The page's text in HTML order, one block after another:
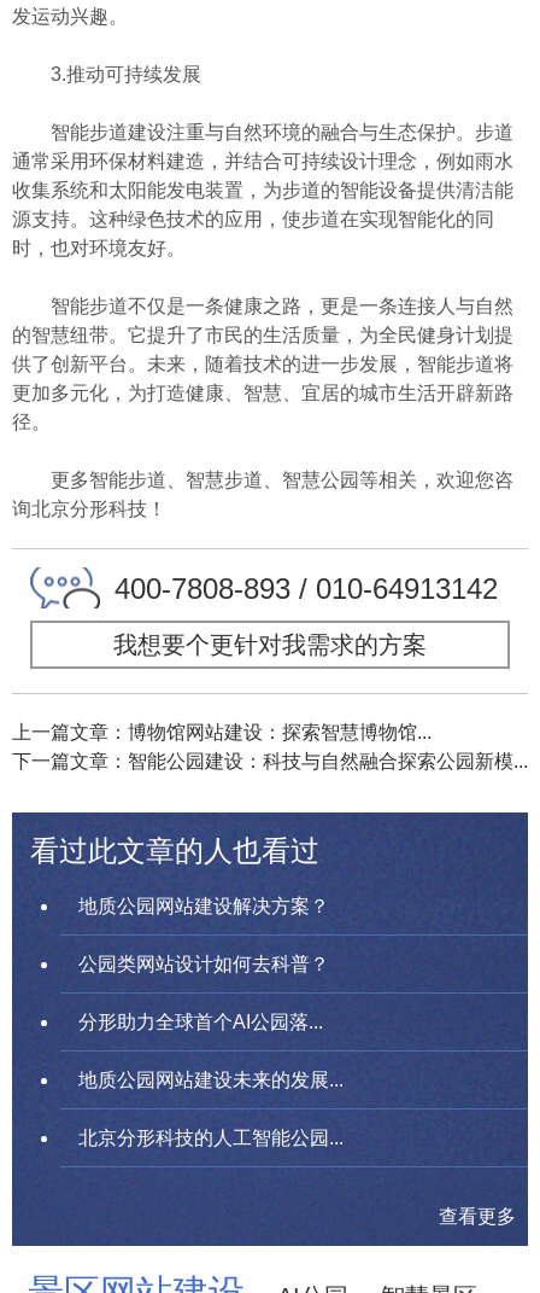
发运动兴趣。
3.推动可持续发展
智能步道建设注重与自然环境的融合与生态保护。步道
通常采用环保材料建造，并结合可持续设计理念，例如雨水
收集系统和太阳能发电装置，为步道的智能设备提供清洁能
源支持。这种绿色技术的应用，使步道在实现智能化的同
时，也对环境友好。
智能步道不仅是一条健康之路，更是一条连接人与自然
的智慧纽带。它提升了市民的生活质量，为全民健身计划提
供了创新平台。未来，随着技术的进一步发展，智能步道将
更加多元化，为打造健康、智慧、宜居的城市生活开辟新路
径。
更多智能步道、智慧步道、智慧公园等相关，欢迎您咨
询北京分形科技！
400-7808-893 / 010-64913142
我想要个更针对我需求的方案
上一篇文章：博物馆网站建设：探索智慧博物馆...
下一篇文章：智能公园建设：科技与自然融合探索公园新模...
看过此文章的人也看过
地质公园网站建设解决方案？
公园类网站设计如何去科普？
分形助力全球首个AI公园落...
地质公园网站建设未来的发展...
北京分形科技的人工智能公园...
查看更多